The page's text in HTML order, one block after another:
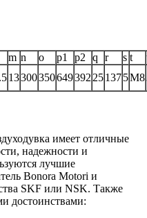
m n o p1 p2 q r s t
13300350649392 251375M8
имеет отличные
надежности и
лучшие
Bonora Motori и
SKF или NSK. Также
достоинствами: